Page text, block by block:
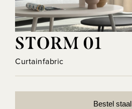
STORM 01
Curtainfabric
Bestel staal